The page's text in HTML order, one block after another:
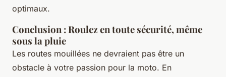
optimaux.
Conclusion : Roulez en toute sécurité, même
sous la pluie
Les routes mouillées ne devraient pas être un
obstacle à votre passion pour la moto. En